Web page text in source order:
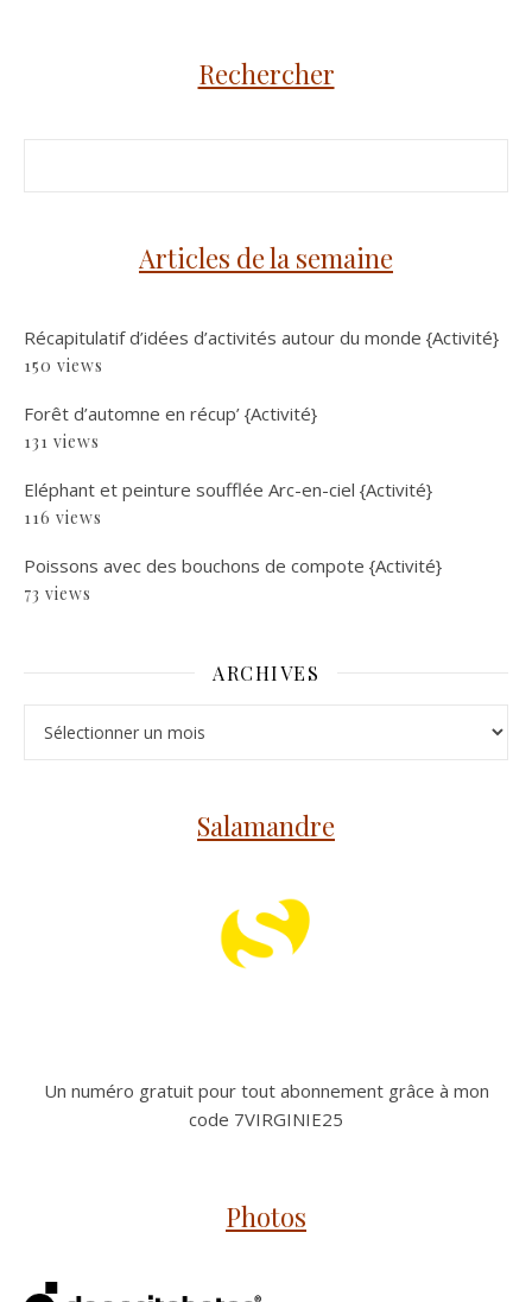
Rechercher
Articles de la semaine
Récapitulatif d’idées d’activités autour du monde {Activité}
150 views
Forêt d’automne en récup’ {Activité}
131 views
Eléphant et peinture soufflée Arc-en-ciel {Activité}
116 views
Poissons avec des bouchons de compote {Activité}
73 views
ARCHIVES
Salamandre
Un numéro gratuit pour tout abonnement grâce à mon
code 7VIRGINIE25
Photos